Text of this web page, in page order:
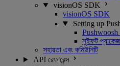
visionOS SDK
visionOS SDK
Setting up
সুইফট
সহায়তা এবং কমিউনিটি
API রেফারেন্স